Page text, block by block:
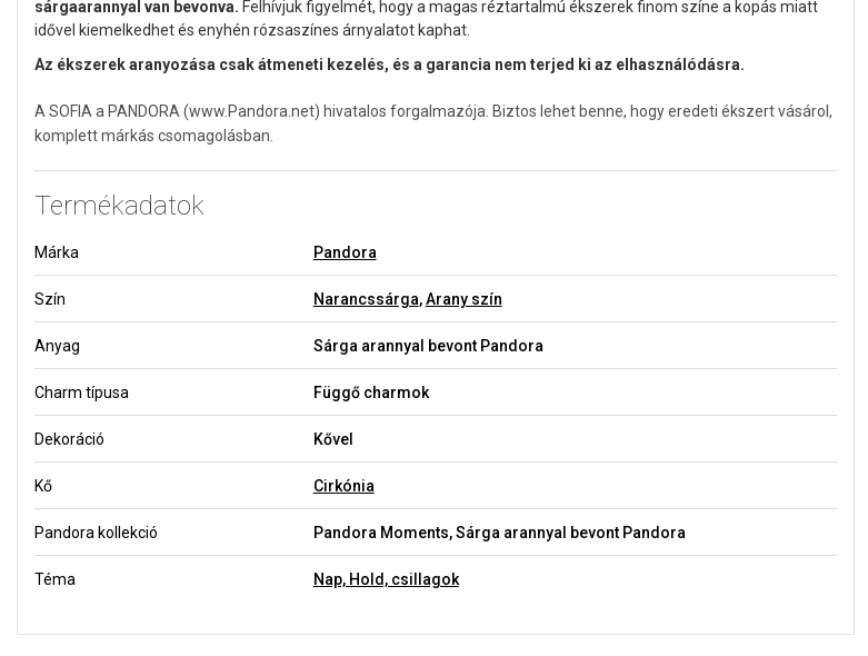
sárgaarannyal van bevonva. Felhívjuk figyelmét, hogy a magas réztartalmú ékszerek finom színe a kopás miatt
idővel kiemelkedhet és enyhén rózsaszínes árnyalatot kaphat.
Az ékszerek aranyozása csak átmeneti kezelés, és a garancia nem terjed ki az elhasználódásra.
A SOFIA a PANDORA (www.Pandora.net) hivatalos forgalmazója. Biztos lehet benne, hogy eredeti ékszert vásárol,
komplett márkás csomagolásban.
Termékadatok
Márka Pandora
Szín Narancssárga,Arany szín
Anyag Sárga arannyal bevont Pandora
Charm típusa Függő charmok
Dekoráció Kővel
Kő Cirkónia
Pandora kollekció Pandora Moments, Sárga arannyal bevont Pandora
Téma Nap, Hold, csillagok